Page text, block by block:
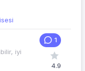
iyi
1
4.9